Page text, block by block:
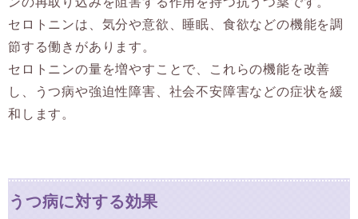
セロトニンは、気分や意欲、睡眠、食欲などの機能を調
節する働きがあります。
セロトニンの量を増やすことで、これらの機能を改善
し、うつ病や強迫性障害、社会不安障害などの症状を緩
和します。
うつ病に対する効果